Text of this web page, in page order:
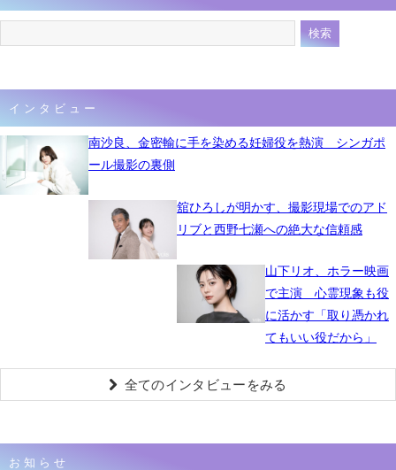
インタビュー
南沙良、金密輸に手を染める妊婦役を熱演 シンガポ
ール撮影の裏側
舘ひろしが明かす、撮影現場でのアド
リブと西野七瀬への絶大な信頼感
山下リオ、ホラー映画
で主演 心霊現象も役
に活かす「取り憑かれ
てもいい役だから」
全てのインタビューをみる
お知らせ